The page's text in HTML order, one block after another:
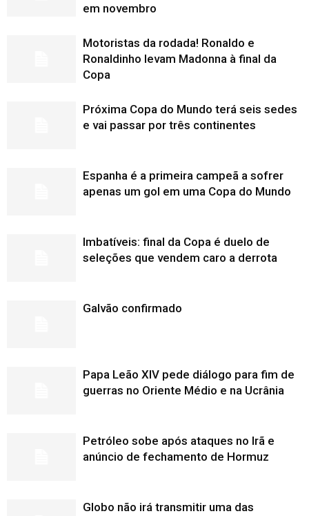
em novembro
Motoristas da rodada! Ronaldo e
Ronaldinho levam Madonna à final da
Copa
Próxima Copa do Mundo terá seis sedes
e vai passar por três continentes
Espanha é a primeira campeã a sofrer
apenas um gol em uma Copa do Mundo
Imbatíveis: final da Copa é duelo de
seleções que vendem caro a derrota
Galvão confirmado
Papa Leão XIV pede diálogo para fim de
guerras no Oriente Médio e na Ucrânia
Petróleo sobe após ataques no Irã e
anúncio de fechamento de Hormuz
Globo não irá transmitir uma das